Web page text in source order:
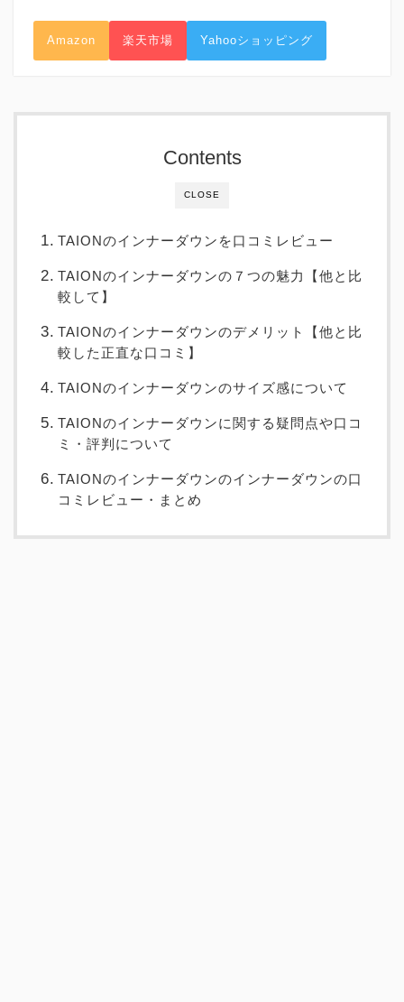
Amazon 楽天市場 Yahooショッピング
CLOSE
Contents
TAIONのインナーダウンを口コミレビュー
TAIONのインナーダウンの７つの魅力【他と比
較して】
TAIONのインナーダウンのデメリット【他と比
較した正直な口コミ】
TAIONのインナーダウンのサイズ感について
TAIONのインナーダウンに関する疑問点や口コ
ミ・評判について
TAIONのインナーダウンのインナーダウンの口
コミレビュー・まとめ